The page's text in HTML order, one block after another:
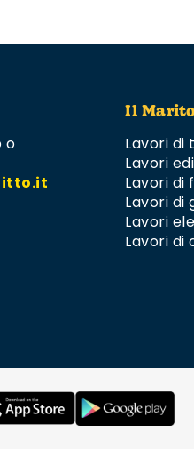
o
Il
Lavori di
Lavori
Lavori di
Lavori di
Lavori
Lavori di